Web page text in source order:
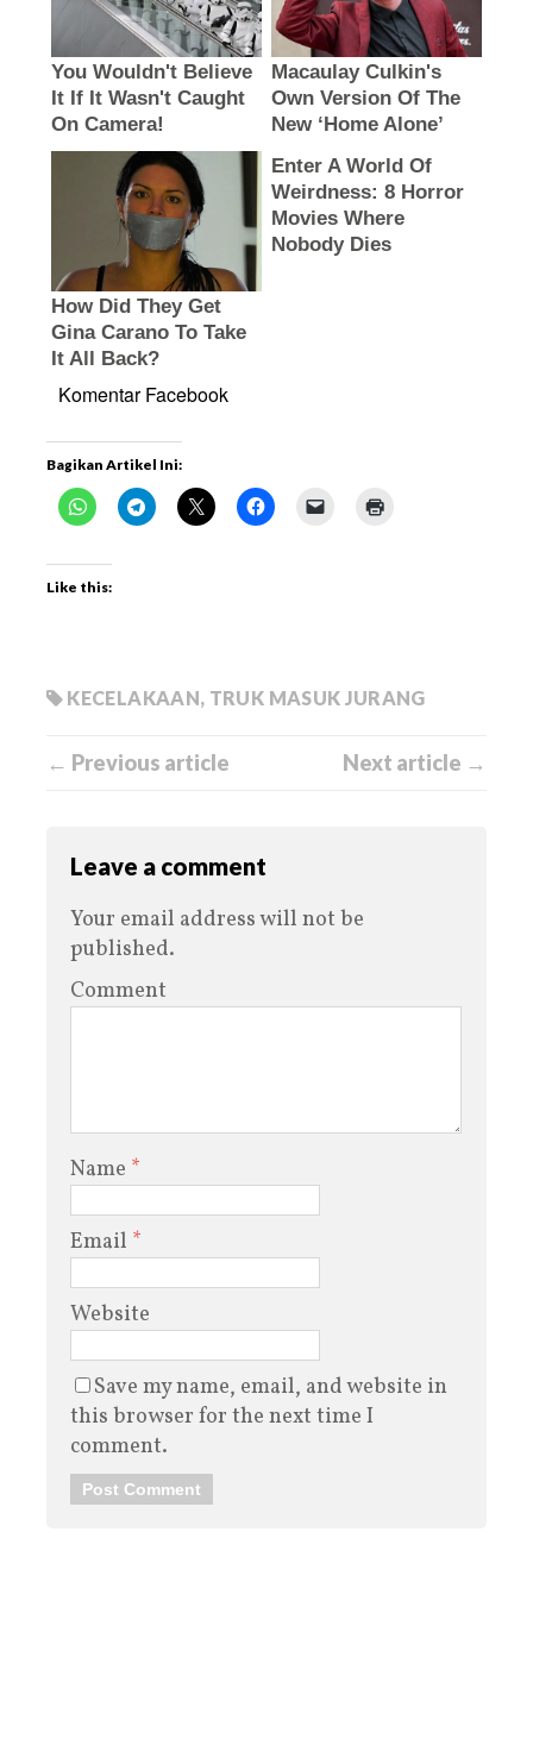
Komentar Facebook
Bagikan Artikel Ini:
Like this:
KECELAKAAN, TRUK MASUK JURANG
← Previous article Next article →
Leave a comment
Your email address will not be
published.
Comment
Name *
Email *
Website
Save my name, email, and website in
this browser for the next time I
comment.